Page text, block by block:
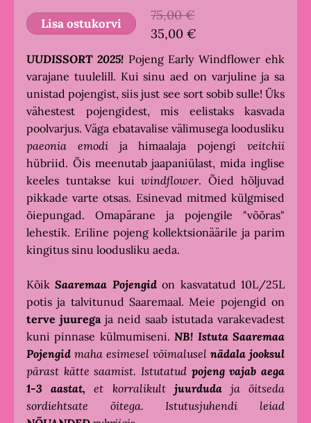
Lisa ostukorvi
75,00 €
35,00 €
UUDISSORT 2025!Pojeng Early Windflower ehk
varajane tuulelill. Kui sinu aed on varjuline ja sa
unistad pojengist, siis just see sort sobib sulle! Üks
vähestest pojengidest, mis eelistaks kasvada
poolvarjus. Väga ebatavalise välimusega loodusliku
paeonia emodija himaalaja pojengiveitchii
hübriid. Õis meenutab jaapaniülast, mida inglise
keeles tuntakse kuiwindflower. Õied hõljuvad
pikkade varte otsas. Esinevad mitmed külgmised
õiepungad. Omapärane ja pojengile "võõras"
lehestik. Eriline pojeng kollektsionäärile ja parim
kingitus sinu loodusliku aeda.
KõikSaaremaa Pojengidon kasvatatud 10L/25L
potis ja talvitunud Saaremaal. Meie pojengid on
terve juuregaja neid saab istutada varakevadest
kuni pinnase külmumiseni.NB! IstutaSaaremaa
Pojengid maha esimesel võimalusel nädala jooksul
pärast kätte saamist. Istutatud pojeng vajab aega
1-3 aastat,et korralikult juurdudaja õitseda
sordiehtsate õitega. Istutusjuhendi leiad